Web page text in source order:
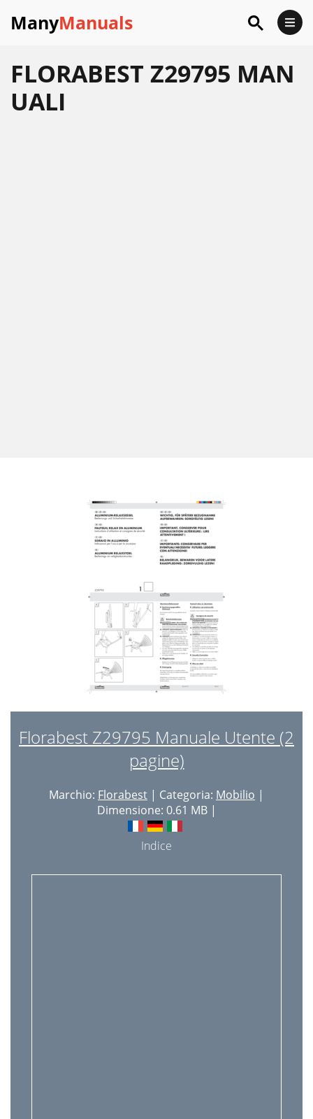
ManyManuals
FLORABEST Z29795 MAN
UALI
Florabest Z29795 Manuale Utente (2
pagine)
Marchio: Florabest | Categoria: Mobilio |
Dimensione: 0.61 MB |
Indice